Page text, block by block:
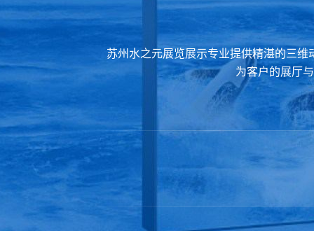
苏州水之元展览展示专业提供精湛的三
为客户的展厅